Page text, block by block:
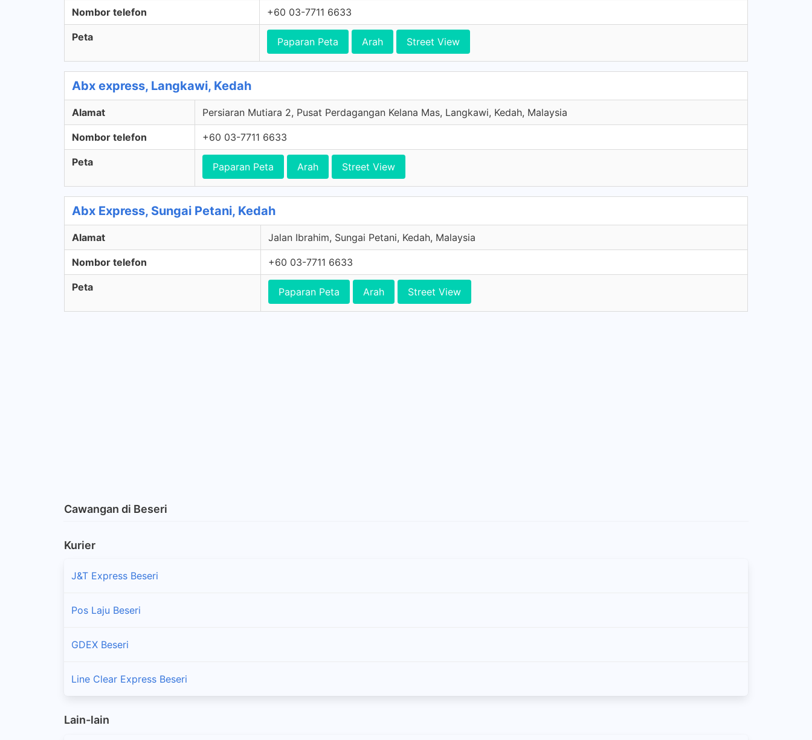
Nombor telefon +60 03-7711 6633
Peta Paparan Peta Arah Street View
Abx express, Langkawi, Kedah
Alamat Persiaran Mutiara 2, Pusat Perdagangan Kelana Mas, Langkawi, Kedah, Malaysia
Nombor telefon +60 03-7711 6633
Peta Paparan Peta Arah Street View
Abx Express, Sungai Petani, Kedah
Alamat Jalan Ibrahim, Sungai Petani, Kedah, Malaysia
Nombor telefon +60 03-7711 6633
Peta Paparan Peta Arah Street View
Cawangan di Beseri
Kurier
J&T Express Beseri
Pos Laju Beseri
GDEX Beseri
Line Clear Express Beseri
Lain-lain